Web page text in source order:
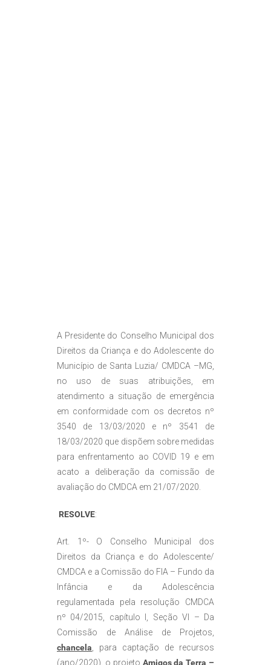
A Presidente do Conselho Municipal dos
Direitos da Criança e do Adolescente do
Município de Santa Luzia/ CMDCA –MG,
no uso de suas atribuições, em
atendimento a situação de emergência
em conformidade com os decretos nº
3540 de 13/03/2020 e nº 3541 de
18/03/2020 que dispõem sobre medidas
para enfrentamento ao COVID 19 e em
acato a deliberação da comissão de
avaliação do CMDCA em 21/07/2020.
RESOLVE:
Art. 1º- O Conselho Municipal dos
Direitos da Criança e do Adolescente/
CMDCA e a Comissão do FIA – Fundo da
Infância e da Adolescência
regulamentada pela resolução CMDCA
nº 04/2015, capítulo I, Seção VI – Da
Comissão de Análise de Projetos,
chancela , para captação de recursos
(ano/2020), o projeto Amigos da Terra –